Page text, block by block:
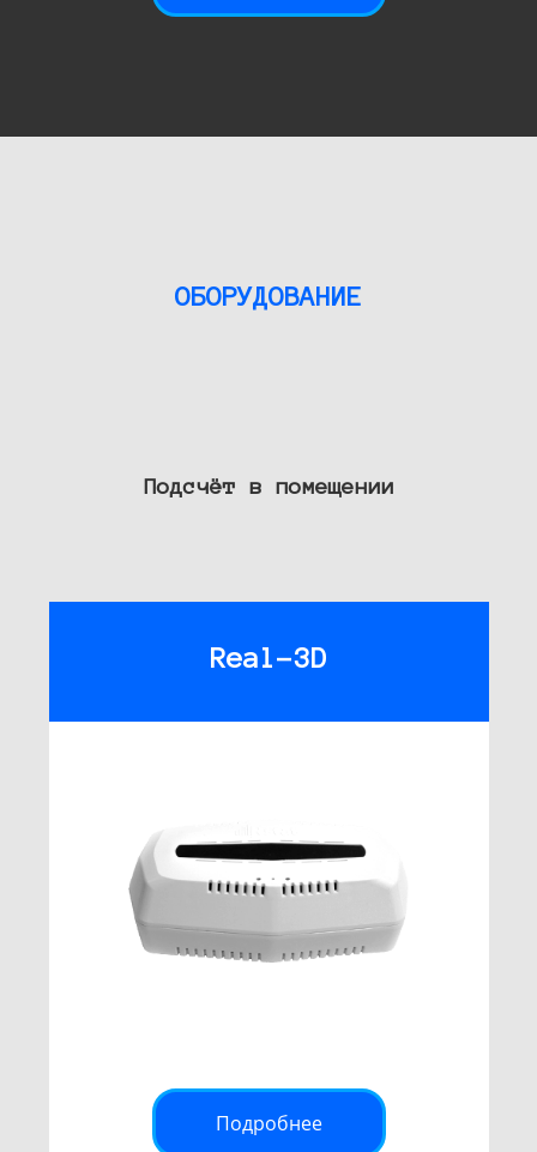
ОБОРУДОВАНИЕ
Подсчёт в помещении
Real-3D
Подробнее